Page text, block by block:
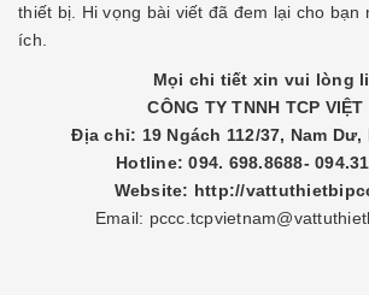
thiết bị. Hi vọng bài viết đã đem lại cho bạn
ích.
Mọi chi tiết xin vui lòng
CÔNG TY TNNH TCP VIỆT
Địa chỉ: 19 Ngách 112/37, Nam Dư,
Hotline: 094. 698.8688-
Website: http://
Email: